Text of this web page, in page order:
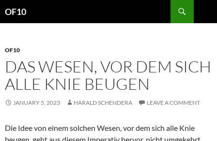
OF10
OF10
DAS WESEN, VOR DEM SICH
ALLE KNIE BEUGEN
JANUARY 5, 2023 HARALD SCHENDERA LEAVE A COMMENT
Die Idee von einem solchen Wesen, vor dem sich alle Knie